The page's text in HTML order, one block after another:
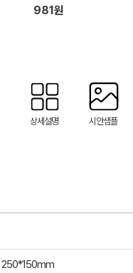
981원
상세설명 시안샘플
250*150mm